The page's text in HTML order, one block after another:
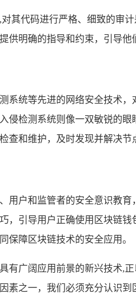
其代码进行严格、细致的审
供明确的指导和约束，引导
系统等先进的网络安全技术
侵检测系统则像一双敏锐的
查和维护，及时发现并解决
用户和监管者的安全意识教
，引导用户正确使用区块链
保障区块链技术的安全应用。
有广阔应用前景的新兴技术,
素之一，我们必须充分认识